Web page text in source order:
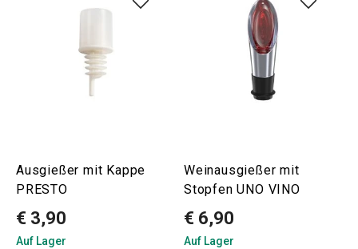
Ausgießer mit Kappe
PRESTO
€ 3,90
Auf Lager
Weinausgießer mit
Stopfen UNO VINO
€ 6,90
Auf Lager